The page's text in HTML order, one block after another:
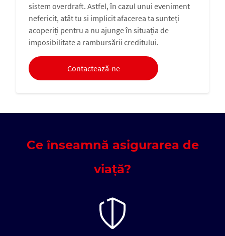
sistem overdraft. Astfel, în cazul unui eveniment
nefericit, atât tu si implicit afacerea ta sunteți
acoperiți pentru a nu ajunge în situația de
imposibilitate a rambursării creditului.
Contactează-ne
Ce înseamnă asigurarea de
viață?